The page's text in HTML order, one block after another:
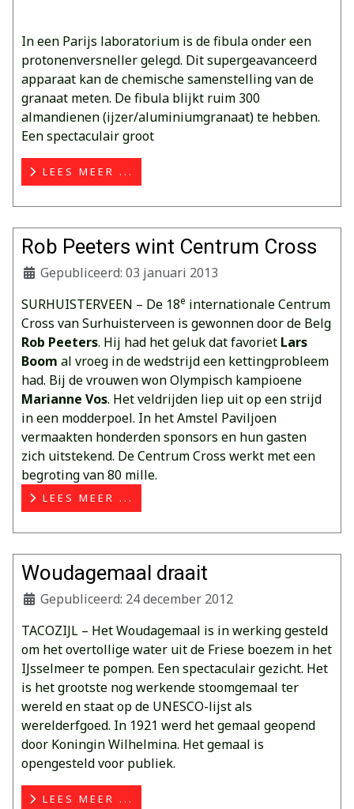
In een Parijs laboratorium is de fibula onder een
protonenversneller gelegd. Dit supergeavanceerd
apparaat kan de chemische samenstelling van de
granaat meten. De fibula blijkt ruim 300
almandienen (ijzer/aluminiumgranaat) te hebben.
Een spectaculair groot
LEES MEER ...
Rob Peeters wint Centrum Cross
Gepubliceerd: 03 januari 2013
SURHUISTERVEEN – De 18e internationale Centrum
Cross van Surhuisterveen is gewonnen door de Belg
Rob Peeters. Hij had het geluk dat favoriet Lars
Boom al vroeg in de wedstrijd een kettingprobleem
had. Bij de vrouwen won Olympisch kampioene
Marianne Vos. Het veldrijden liep uit op een strijd
in een modderpoel. In het Amstel Paviljoen
vermaakten honderden sponsors en hun gasten
zich uitstekend. De Centrum Cross werkt met een
begroting van 80 mille.
LEES MEER ...
Woudagemaal draait
Gepubliceerd: 24 december 2012
TACOZIJL – Het Woudagemaal is in werking gesteld
om het overtollige water uit de Friese boezem in het
IJsselmeer te pompen. Een spectaculair gezicht. Het
is het grootste nog werkende stoomgemaal ter
wereld en staat op de UNESCO-lijst als
werelderfgoed. In 1921 werd het gemaal geopend
door Koningin Wilhelmina. Het gemaal is
opengesteld voor publiek.
LEES MEER ...